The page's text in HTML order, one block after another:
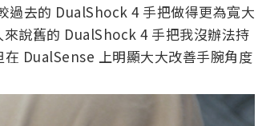
過去的 DualShock 4 手把做得更為寬大
說舊的 DualShock 4 手把我沒辦法持
DualSense 上明顯大大改善手腕角度